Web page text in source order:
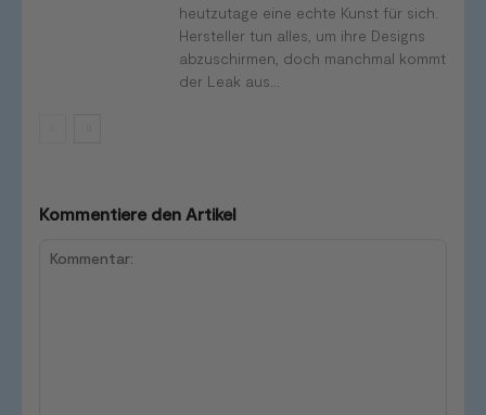
heutzutage eine echte Kunst für sich.
Hersteller tun alles, um ihre Designs
abzuschirmen, doch manchmal kommt
der Leak aus...
Kommentiere den Artikel